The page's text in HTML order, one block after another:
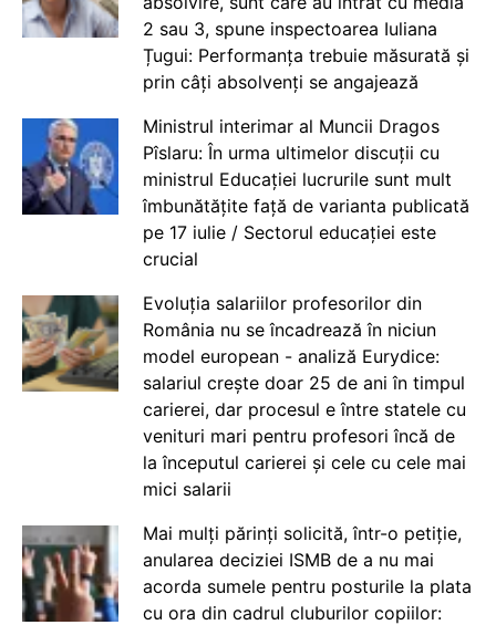
2 sau 3, spune inspectoarea Iuliana
Țugui: Performanța trebuie măsurată și
prin câți absolvenți se angajează
Ministrul interimar al Muncii Dragos
Pîslaru: În urma ultimelor discuții cu
ministrul Educației lucrurile sunt mult
îmbunătățite față de varianta publicată
pe 17 iulie / Sectorul educației este
crucial
Evoluția salariilor profesorilor din
România nu se încadrează în niciun
model european - analiză Eurydice:
salariul crește doar 25 de ani în timpul
carierei, dar procesul e între statele cu
venituri mari pentru profesori încă de
la începutul carierei și cele cu cele mai
mici salarii
Mai mulți părinți solicită, într-o petiție,
anularea deciziei ISMB de a nu mai
acorda sumele pentru posturile la plata
cu ora din cadrul cluburilor copiilor: